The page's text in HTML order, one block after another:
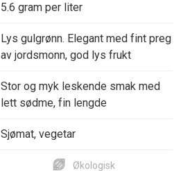
5.6 gram per liter
Lys gulgrønn. Elegant med fint preg
av jordsmonn, god lys frukt
Stor og myk leskende smak med
lett sødme, fin lengde
Sjømat, vegetar
Økologisk